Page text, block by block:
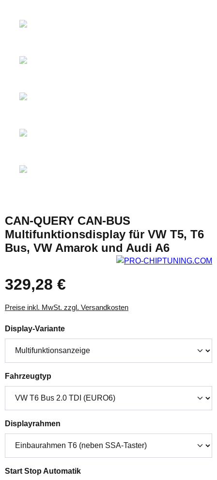
CAN-QUERY CAN-BUS
Multifunktionsdisplay für VW T5, T6
Bus, VW Amarok und Audi A6
329,28 €
Preise inkl. MwSt. zzgl. Versandkosten
Display-Varianteauswählen
Fahrzeugtyp
Displayrahmen
Start Stop Automatikauswählen